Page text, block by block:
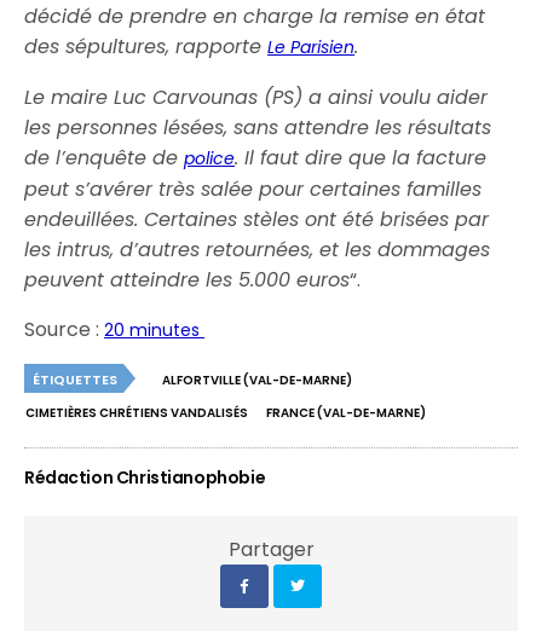
décidé de prendre en charge la remise en état
des sépultures, rapporteLe Parisien.
Le maire Luc Carvounas (PS) a ainsi voulu aider
les personnes lésées, sans attendre les résultats
de l’enquête depolice. Il faut dire que la facture
peut s’avérer très salée pour certaines familles
endeuillées. Certaines stèles ont été brisées par
les intrus, d’autres retournées, et les dommages
peuvent atteindre les 5.000 euros“.
Source :20 minutes
ÉTIQUETTES
ALFORTVILLE (VAL-DE-MARNE)
CIMETIÈRES CHRÉTIENS VANDALISÉS
FRANCE (VAL-DE-MARNE)
Rédaction Christianophobie
Partager